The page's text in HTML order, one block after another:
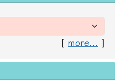
[ more... ]